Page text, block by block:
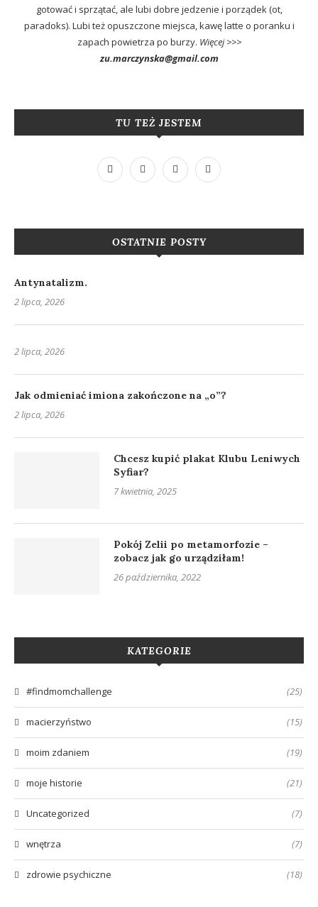
gotować i sprzątać, ale lubi dobre jedzenie i porządek (ot,
paradoks). Lubi też opuszczone miejsca, kawę latte o poranku i
zapach powietrza po burzy. Więcej >>>
zu.marczynska@gmail.com
TU TEŻ JESTEM
OSTATNIE POSTY
Antynatalizm.
2 lipca, 2026
2 lipca, 2026
Jak odmieniać imiona zakończone na „o”?
2 lipca, 2026
Chcesz kupić plakat Klubu Leniwych
Syfiar?
7 kwietnia, 2025
Pokój Zelii po metamorfozie –
zobacz jak go urządziłam!
26 października, 2022
KATEGORIE
#findmomchallenge (25)
macierzyństwo (15)
moim zdaniem (19)
moje historie (21)
Uncategorized (7)
wnętrza (7)
zdrowie psychiczne (18)